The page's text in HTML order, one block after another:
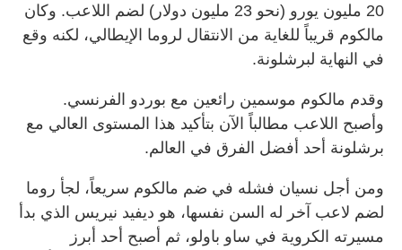
20 مليون يورو (نحو 23 مليون دولار) لضم اللاعب. وكان
مالكوم قريباً للغاية من الانتقال لروما الإيطالي، لكنه وقع
في النهاية لبرشلونة.
وقدم مالكوم موسمين رائعين مع بوردو الفرنسي.
وأصبح اللاعب مطالباً الآن بتأكيد هذا المستوى العالي مع
برشلونة أحد أفضل الفرق في العالم.
ومن أجل نسيان فشله في ضم مالكوم سريعاً، لجأ روما
لضم لاعب آخر له السن نفسها، هو ديفيد نيريس الذي بدأ
مسيرته الكروية في ساو باولو، ثم أصبح أحد أبرز